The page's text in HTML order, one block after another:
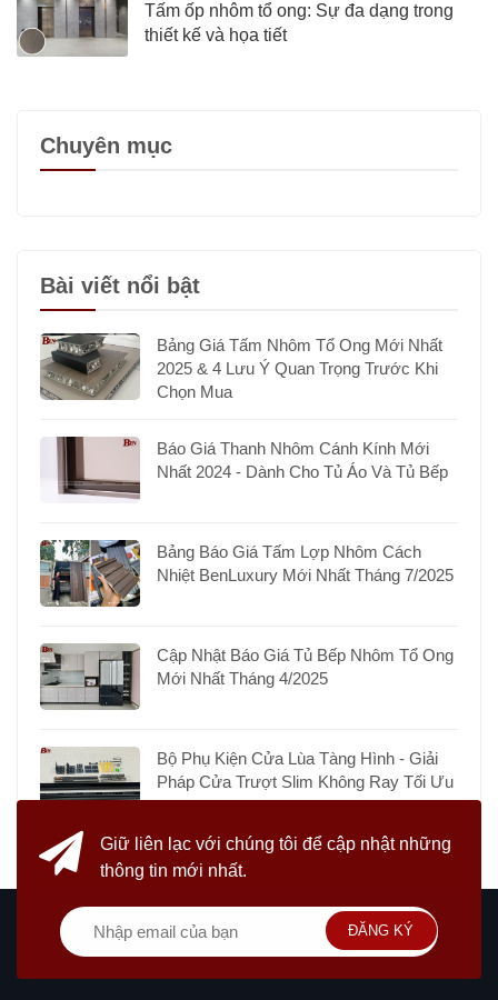
Tấm ốp nhôm tổ ong: Sự đa dạng trong
thiết kế và họa tiết
Chuyên mục
Bài viết nổi bật
Bảng Giá Tấm Nhôm Tổ Ong Mới Nhất
2025 & 4 Lưu Ý Quan Trọng Trước Khi
Chọn Mua
Báo Giá Thanh Nhôm Cánh Kính Mới
Nhất 2024 - Dành Cho Tủ Áo Và Tủ Bếp
Bảng Báo Giá Tấm Lợp Nhôm Cách
Nhiệt BenLuxury Mới Nhất Tháng 7/2025
Cập Nhật Báo Giá Tủ Bếp Nhôm Tổ Ong
Mới Nhất Tháng 4/2025
Bộ Phụ Kiện Cửa Lùa Tàng Hình - Giải
Pháp Cửa Trượt Slim Không Ray Tối Ưu
Giữ liên lạc với chúng tôi để cập nhật những
thông tin mới nhất.
ĐĂNG KÝ